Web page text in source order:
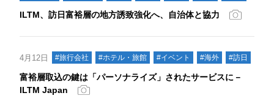
ILTM、訪日富裕層の地方誘致強化へ、自治体と協力
4月12日 #旅行会社 #ホテル・旅館 #イベント #海外 #訪日
富裕層取込の鍵は「パーソナライズ」されたサービスに－
ILTM Japan